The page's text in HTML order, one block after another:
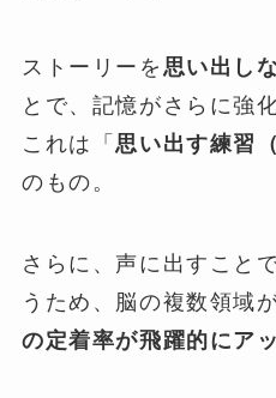
ストーリーを 思い出し
とで、記憶がさらに強
これは「思い出す練習
のもの。
さらに、声に出すこと
うため、脳の複数領域
の定着率が飛躍的にア